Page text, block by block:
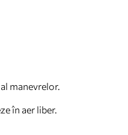
manevrelor.
în aer liber.